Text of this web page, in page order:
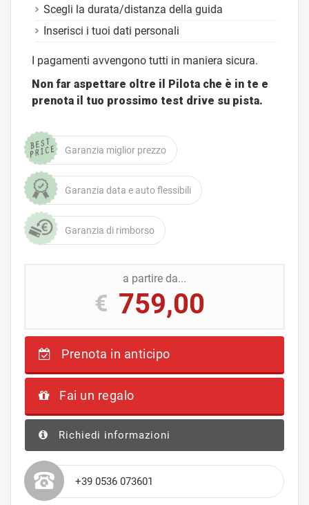
Scegli la durata/distanza della guida
Inserisci i tuoi dati personali
I pagamenti avvengono tutti in maniera sicura.
Non far aspettare oltre il Pilota che è in te e
prenota il tuo prossimo test drive su pista.
Garanzia miglior prezzo
Garanzia data e auto flessibili
Garanzia di rimborso
a partire da...
€ 759,00
Prenota in anticipo
Fai un regalo
Richiedi informazioni
+39 0536 073601